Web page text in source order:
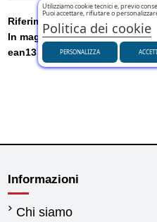
Riferimento
U3181221SHA
In magazzino 4 Articoli
ean13
8684209841156
Informazioni
Chi siamo
Utilizziamo cookie tecnici e, previo
Puoi accettare, rifiutare o
Politica dei cookie
PERSONALIZZA